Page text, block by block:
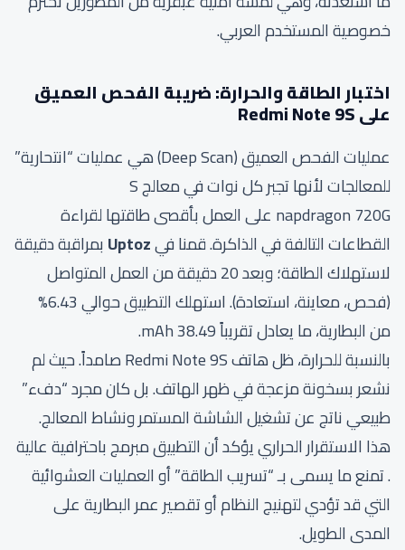
خصوصية المستخدم العربي.
اختبار الطاقة والحرارة: ضريبة الفحص العميق
على Redmi Note 9S
عمليات الفحص العميق (Deep Scan) هي عمليات “انتحارية”
للمعالجات لأنها تجبر كل نوات في معالج S
napdragon 720G على العمل بأقصى طاقتها لقراءة
القطاعات التالفة في الذاكرة. قمنا فيUptoz بمراقبة دقيقة
لاستهلاك الطاقة؛ وبعد 20 دقيقة من العمل المتواصل
(فحص، معاينة، استعادة). استهلك التطبيق حوالي 6.43%
من البطارية، ما يعادل تقريباً 38.49 mAh.
بالنسبة للحرارة، ظل هاتف Redmi Note 9S صامداً. حيث لم
نشعر بسخونة مزعجة في ظهر الهاتف. بل كان مجرد “دفء”
طبيعي ناتج عن تشغيل الشاشة المستمر ونشاط المعالج.
هذا الاستقرار الحراري يؤكد أن التطبيق مبرمج باحترافية عالية
. تمنع ما يسمى بـ “تسريب الطاقة” أو العمليات العشوائية
التي قد تؤدي لتهنيج النظام أو تقصير عمر البطارية على
المدى الطويل.